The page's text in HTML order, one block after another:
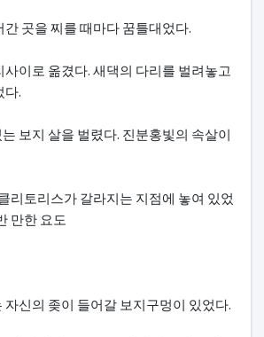
곳을 찌를 때마다 꿈틀대었다.
사이로 옮겼다. 새댁의 다리를 벌려놓고
다.
보지 살을 벌렸다. 진분홍빛의 속살이
리토리스가 갈라지는 지점에 놓여 있었
만한 요도
자신의 좆이 들어갈 보지구멍이 있었다.